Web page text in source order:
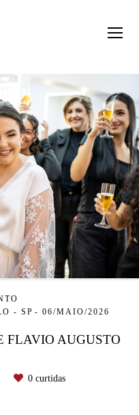
- SP
06/MAIO/2026
FLAVIO AUGUSTO
0curtidas